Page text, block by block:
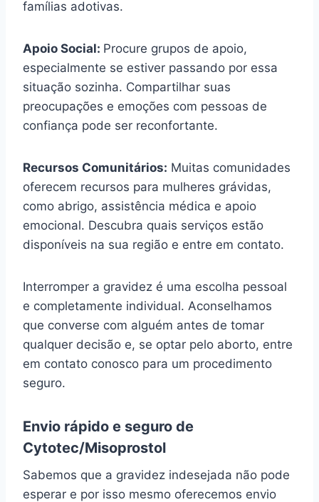
famílias adotivas.
Apoio Social: Procure grupos de apoio,
especialmente se estiver passando por essa
situação sozinha. Compartilhar suas
preocupações e emoções com pessoas de
confiança pode ser reconfortante.
Recursos Comunitários: Muitas comunidades
oferecem recursos para mulheres grávidas,
como abrigo, assistência médica e apoio
emocional. Descubra quais serviços estão
disponíveis na sua região e entre em contato.
Interromper a gravidez é uma escolha pessoal
e completamente individual. Aconselhamos
que converse com alguém antes de tomar
qualquer decisão e, se optar pelo aborto, entre
em contato conosco para um procedimento
seguro.
Envio rápido e seguro de
Cytotec/Misoprostol
Sabemos que a gravidez indesejada não pode
esperar e por isso mesmo oferecemos envio